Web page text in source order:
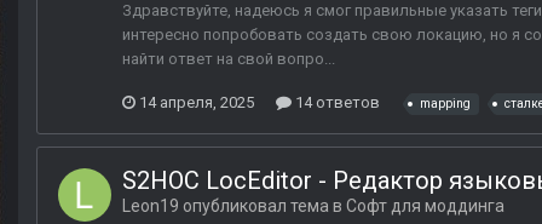
Здравствуйте, надеюсь я смог правильные указать
интересно попробовать создать свою локацию, но я
найти ответ на свой вопро...
14 апреля, 2025 14 ответов mapping
S2HOC LocEditor - Редактор
Leon19 опубликовал тема в Софт для моддинга